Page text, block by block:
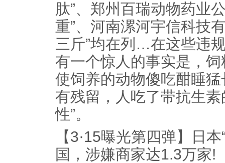
肽”、郑州百瑞动物药业
重”、河南漯河宇信科技
三斤”均在列…在这些违
有一个惊人的事实是，
使饲养的动物傻吃酣睡
有残留，人吃了带抗生
性”。
【3·15曝光第四弹】日
国，涉嫌商家达1.3万家!